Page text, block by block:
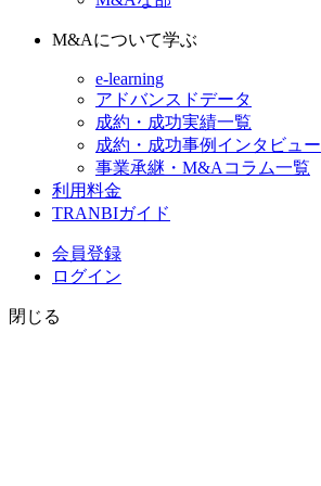
M&Aについて学ぶ
e-learning
アドバンスドデータ
成約・成功実績一覧
成約・成功事例インタビュー
事業承継・M&Aコラム一覧
利用料金
TRANBIガイド
会員登録
ログイン
閉じる